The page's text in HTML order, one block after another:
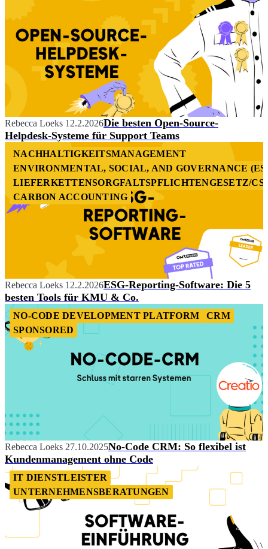
Rebecca Loeks 12.2.2026Die besten Open-Source-
Helpdesk-Systeme für Support Teams
NACHHALTIGKEITSMANAGEMENT
ENVIRONMENTAL, SOCIAL, AND GOVERNANCE
LIEFERKETTENSORGFALTSPFLICHTENGESETZ/
CARBON ACCOUNTING
Rebecca Loeks 12.2.2026ESG-Reporting-Software: Die 5
besten Tools für KMU & Co.
NO-CODE DEVELOPMENT PLATFORM
CRM
SPONSORED
Rebecca Loeks 27.10.2025No-Code CRM: So flexibel ist
Kundenmanagement ohne Code
IT DIENSTLEISTER
UNTERNEHMENSBERATUNGEN